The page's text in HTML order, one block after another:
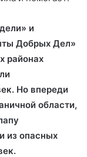
и
Добрых Дел»
районах
Но впереди
области,
из опасных